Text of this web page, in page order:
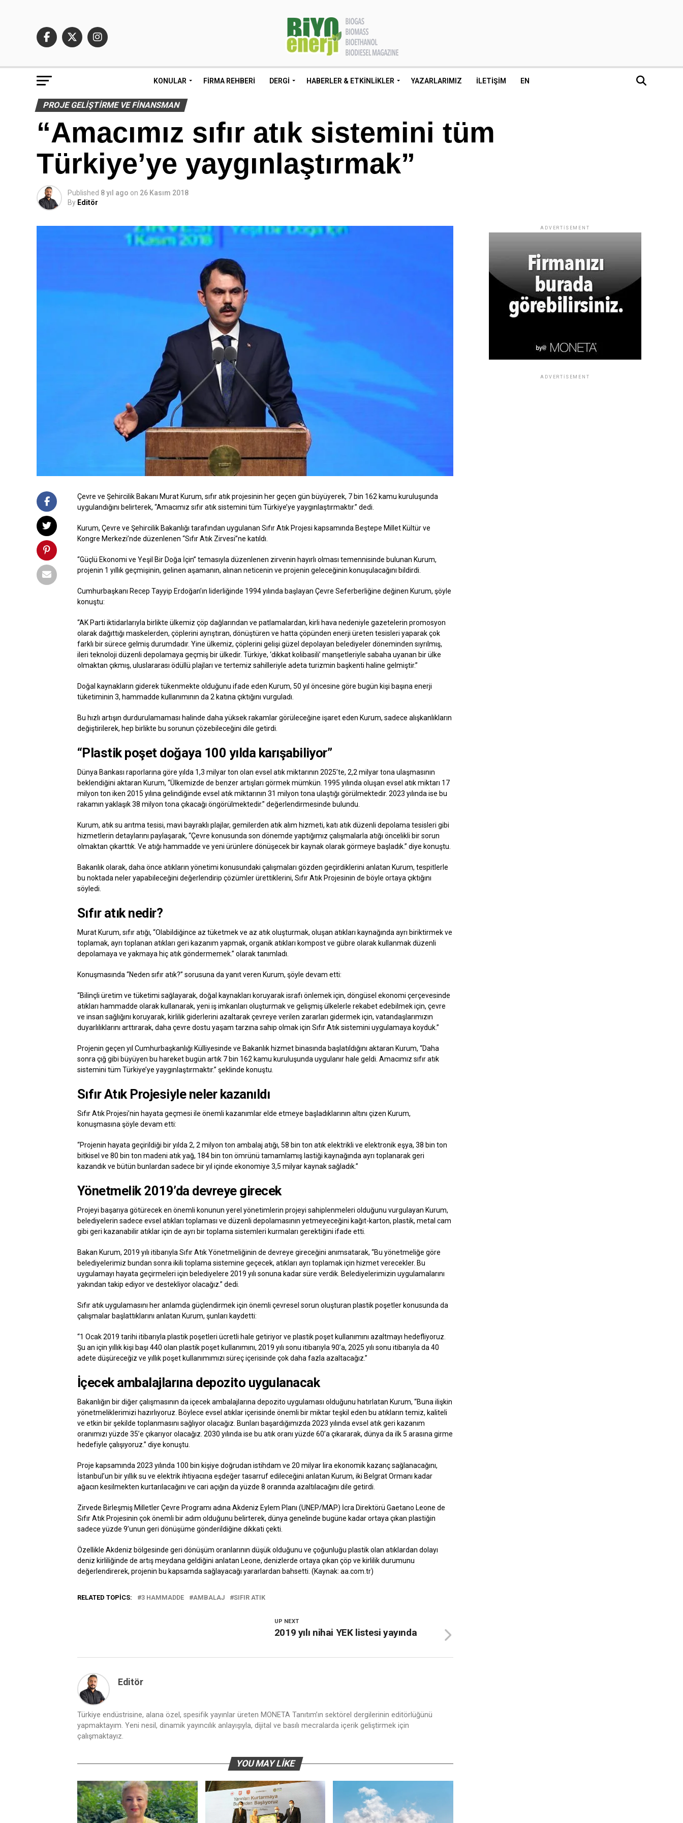
KONULAR FIRMA REHBERI DERGI HABERLER & ETKINLIKLER YAZARLARIMIZ İLETIŞIM EN
PROJE GELIŞTIRME VE FINANSMAN
“Amacımız sıfır atık sistemini tüm
Türkiye’ye yaygınlaştırmak”
Published 8 yıl ago on 26 Kasım 2018
By Editör
Çevre ve Şehircilik Bakanı Murat Kurum, sıfır atık projesinin her geçen gün büyüyerek, 7 bin 162 kamu kuruluşunda
uygulandığını belirterek, “Amacımız sıfır atık sistemini tüm Türkiye’ye yaygınlaştırmaktır.” dedi.
Kurum, Çevre ve Şehircilik Bakanlığı tarafından uygulanan Sıfır Atık Projesi kapsamında Beştepe Millet Kültür ve
Kongre Merkezi’nde düzenlenen “Sıfır Atık Zirvesi”ne katıldı.
“Güçlü Ekonomi ve Yeşil Bir Doğa İçin” temasıyla düzenlenen zirvenin hayırlı olması temennisinde bulunan Kurum,
projenin 1 yıllık geçmişinin, gelinen aşamanın, alınan neticenin ve projenin geleceğinin konuşulacağını bildirdi.
Cumhurbaşkanı Recep Tayyip Erdoğan’ın liderliğinde 1994 yılında başlayan Çevre Seferberliğine değinen Kurum, şöyle
konuştu:
“AK Parti iktidarlarıyla birlikte ülkemiz çöp dağlarından ve patlamalardan, kirli hava nedeniyle gazetelerin promosyon
olarak dağıttığı maskelerden, çöplerini ayrıştıran, dönüştüren ve hatta çöpünden enerji üreten tesisleri yaparak çok
farklı bir sürece gelmiş durumdadır. Yine ülkemiz, çöplerini gelişi güzel depolayan belediyeler döneminden sıyrılmış,
ileri teknoloji düzenli depolamaya geçmiş bir ülkedir. Türkiye, ‘dikkat kolibasili’ manşetleriyle sabaha uyanan bir ülke
olmaktan çıkmış, uluslararası ödüllü plajları ve tertemiz sahilleriyle adeta turizmin başkenti haline gelmiştir.”
Doğal kaynakların giderek tükenmekte olduğunu ifade eden Kurum, 50 yıl öncesine göre bugün kişi başına enerji
tüketiminin 3, hammadde kullanımının da 2 katına çıktığını vurguladı.
Bu hızlı artışın durdurulamaması halinde daha yüksek rakamlar görüleceğine işaret eden Kurum, sadece alışkanlıkların
değiştirilerek, hep birlikte bu sorunun çözebileceğini dile getirdi.
“Plastik poşet doğaya 100 yılda karışabiliyor”
Dünya Bankası raporlarına göre yılda 1,3 milyar ton olan evsel atık miktarının 2025’te, 2,2 milyar tona ulaşmasının
beklendiğini aktaran Kurum, “Ülkemizde de benzer artışları görmek mümkün. 1995 yılında oluşan evsel atık miktarı 17
milyon ton iken 2015 yılına gelindiğinde evsel atık miktarının 31 milyon tona ulaştığı görülmektedir. 2023 yılında ise bu
rakamın yaklaşık 38 milyon tona çıkacağı öngörülmektedir.” değerlendirmesinde bulundu.
Kurum, atık su arıtma tesisi, mavi bayraklı plajlar, gemilerden atık alım hizmeti, katı atık düzenli depolama tesisleri gibi
hizmetlerin detaylarını paylaşarak, “Çevre konusunda son dönemde yaptığımız çalışmalarla atığı öncelikli bir sorun
olmaktan çıkarttık. Ve atığı hammadde ve yeni ürünlere dönüşecek bir kaynak olarak görmeye başladık.” diye konuştu.
Bakanlık olarak, daha önce atıkların yönetimi konusundaki çalışmaları gözden geçirdiklerini anlatan Kurum, tespitlerle
bu noktada neler yapabileceğini değerlendirip çözümler ürettiklerini, Sıfır Atık Projesinin de böyle ortaya çıktığını
söyledi.
Sıfır atık nedir?
Murat Kurum, sıfır atığı, “Olabildiğince az tüketmek ve az atık oluşturmak, oluşan atıkları kaynağında ayrı biriktirmek ve
toplamak, ayrı toplanan atıkları geri kazanım yapmak, organik atıkları kompost ve gübre olarak kullanmak düzenli
depolamaya ve yakmaya hiç atık göndermemek.” olarak tanımladı.
Konuşmasında “Neden sıfır atık?” sorusuna da yanıt veren Kurum, şöyle devam etti:
“Bilinçli üretim ve tüketimi sağlayarak, doğal kaynakları koruyarak israfı önlemek için, döngüsel ekonomi çerçevesinde
atıkları hammadde olarak kullanarak, yeni iş imkanları oluşturmak ve gelişmiş ülkelerle rekabet edebilmek için, çevre
ve insan sağlığını koruyarak, kirlilik giderlerini azaltarak çevreye verilen zararları gidermek için, vatandaşlarımızın
duyarlılıklarını arttırarak, daha çevre dostu yaşam tarzına sahip olmak için Sıfır Atık sistemini uygulamaya koyduk.”
Projenin geçen yıl Cumhurbaşkanlığı Külliyesinde ve Bakanlık hizmet binasında başlatıldığını aktaran Kurum, “Daha
sonra çığ gibi büyüyen bu hareket bugün artık 7 bin 162 kamu kuruluşunda uygulanır hale geldi. Amacımız sıfır atık
sistemini tüm Türkiye’ye yaygınlaştırmaktır.” şeklinde konuştu.
Sıfır Atık Projesiyle neler kazanıldı
Sıfır Atık Projesi’nin hayata geçmesi ile önemli kazanımlar elde etmeye başladıklarının altını çizen Kurum,
konuşmasına şöyle devam etti:
“Projenin hayata geçirildiği bir yılda 2, 2 milyon ton ambalaj atığı, 58 bin ton atık elektrikli ve elektronik eşya, 38 bin ton
bitkisel ve 80 bin ton madeni atık yağ, 184 bin ton ömrünü tamamlamış lastiği kaynağında ayrı toplanarak geri
kazandık ve bütün bunlardan sadece bir yıl içinde ekonomiye 3,5 milyar kaynak sağladık.”
Yönetmelik 2019’da devreye girecek
Projeyi başarıya götürecek en önemli konunun yerel yönetimlerin projeyi sahiplenmeleri olduğunu vurgulayan Kurum,
belediyelerin sadece evsel atıkları toplaması ve düzenli depolamasının yetmeyeceğini kağıt-karton, plastik, metal cam
gibi geri kazanabilir atıklar için de ayrı bir toplama sistemleri kurmaları gerektiğini ifade etti.
Bakan Kurum, 2019 yılı itibarıyla Sıfır Atık Yönetmeliğinin de devreye gireceğini anımsatarak, “Bu yönetmeliğe göre
belediyelerimiz bundan sonra ikili toplama sistemine geçecek, atıkları ayrı toplamak için hizmet verecekler. Bu
uygulamayı hayata geçirmeleri için belediyelere 2019 yılı sonuna kadar süre verdik. Belediyelerimizin uygulamalarını
yakından takip ediyor ve destekliyor olacağız.” dedi.
Sıfır atık uygulamasını her anlamda güçlendirmek için önemli çevresel sorun oluşturan plastik poşetler konusunda da
çalışmalar başlattıklarını anlatan Kurum, şunları kaydetti:
“1 Ocak 2019 tarihi itibarıyla plastik poşetleri ücretli hale getiriyor ve plastik poşet kullanımını azaltmayı hedefliyoruz.
Şu an için yıllık kişi başı 440 olan plastik poşet kullanımını, 2019 yılı sonu itibarıyla 90’a, 2025 yılı sonu itibarıyla da 40
adete düşüreceğiz ve yıllık poşet kullanımımızı süreç içerisinde çok daha fazla azaltacağız.”
İçecek ambalajlarına depozito uygulanacak
Bakanlığın bir diğer çalışmasının da içecek ambalajlarına depozito uygulaması olduğunu hatırlatan Kurum, “Buna ilişkin
yönetmeliklerimizi hazırlıyoruz. Böylece evsel atıklar içerisinde önemli bir miktar teşkil eden bu atıkların temiz, kaliteli
ve etkin bir şekilde toplanmasını sağlıyor olacağız. Bunları başardığımızda 2023 yılında evsel atık geri kazanım
oranımızı yüzde 35’e çıkarıyor olacağız. 2030 yılında ise bu atık oranı yüzde 60’a çıkararak, dünya da ilk 5 arasına girme
hedefiyle çalışıyoruz.” diye konuştu.
Proje kapsamında 2023 yılında 100 bin kişiye doğrudan istihdam ve 20 milyar lira ekonomik kazanç sağlanacağını,
İstanbul’un bir yıllık su ve elektrik ihtiyacına eşdeğer tasarruf edileceğini anlatan Kurum, iki Belgrat Ormanı kadar
ağacın kesilmekten kurtarılacağını ve cari açığın da yüzde 8 oranında azaltılacağını dile getirdi.
Zirvede Birleşmiş Milletler Çevre Programı adına Akdeniz Eylem Planı (UNEP/MAP) İcra Direktörü Gaetano Leone de
Sıfır Atık Projesinin çok önemli bir adım olduğunu belirterek, dünya genelinde bugüne kadar ortaya çıkan plastiğin
sadece yüzde 9’unun geri dönüşüme gönderildiğine dikkati çekti.
Özellikle Akdeniz bölgesinde geri dönüşüm oranlarının düşük olduğunu ve çoğunluğu plastik olan atıklardan dolayı
deniz kirliliğinde de artış meydana geldiğini anlatan Leone, denizlerde ortaya çıkan çöp ve kirlilik durumunu
değerlendirerek, projenin bu kapsamda sağlayacağı yararlardan bahsetti. (Kaynak: aa.com.tr)
RELATED TOPICS: 3 HAMMADDE AMBALAJ SIFIR ATIK
UP NEXT
2019 yılı nihai YEK listesi yayında
Editör
Türkiye endüstrisine, alana özel, spesifik yayınlar üreten MONETA Tanıtım’ın sektörel dergilerinin editörlüğünü
yapmaktayım. Yeni nesil, dinamik yayıncılık anlayışıyla, dijital ve basılı mecralarda içerik geliştirmek için
çalışmaktayız.
YOU MAY LIKE
ADVERTISEMENT
ADVERTISEMENT